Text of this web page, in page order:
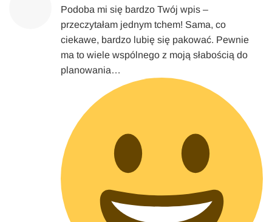
Podoba mi się bardzo Twój wpis –
przeczytałam jednym tchem! Sama, co
ciekawe, bardzo lubię się pakować. Pewnie
ma to wiele wspólnego z moją słabością do
planowania…